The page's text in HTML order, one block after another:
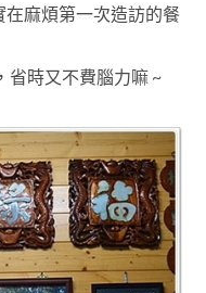
在麻煩第一次造訪的餐
， 省時又不費腦力嘛 ~